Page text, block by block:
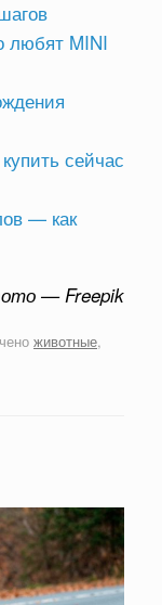
любят MINI
сейчас
— как
— Freepik
животные,